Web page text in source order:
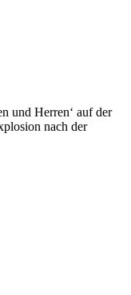
und Herren‘ auf der
nach der